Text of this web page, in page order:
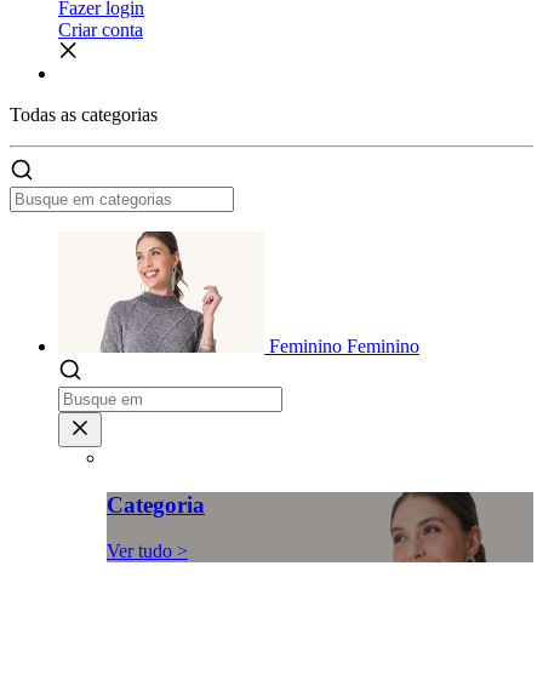
Fazer login
Criar conta
Todas as categorias
Feminino Feminino
Categoria
Ver tudo >